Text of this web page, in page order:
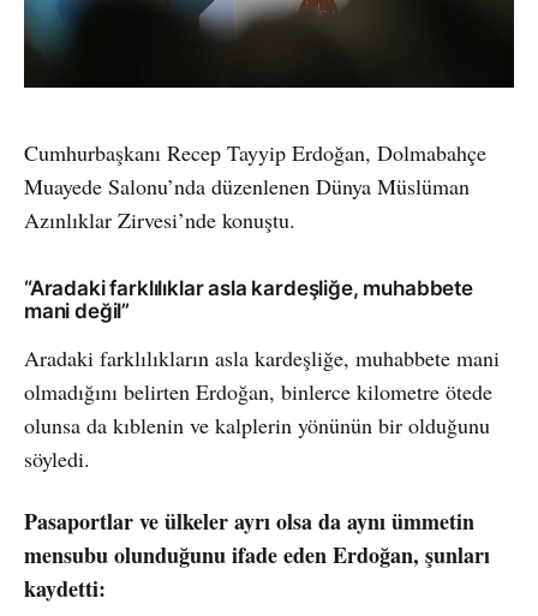
Cumhurbaşkanı Recep Tayyip Erdoğan, Dolmabahçe
Muayede Salonu’nda düzenlenen Dünya Müslüman
Azınlıklar Zirvesi’nde konuştu.
“Aradaki farklılıklar asla kardeşliğe, muhabbete
mani değil”
Aradaki farklılıkların asla kardeşliğe, muhabbete mani
olmadığını belirten Erdoğan, binlerce kilometre ötede
olunsa da kıblenin ve kalplerin yönünün bir olduğunu
söyledi.
Pasaportlar ve ülkeler ayrı olsa da aynı ümmetin
mensubu olunduğunu ifade eden Erdoğan, şunları
kaydetti: